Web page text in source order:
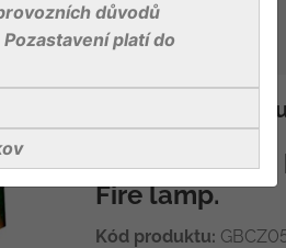
- průměr 2 mm
Knot pro lampy
Bavlněný knot
Fire lamp.
Kód produktu:
důvodů
platí do